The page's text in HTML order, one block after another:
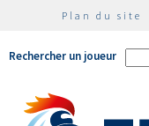
Plan du site
Rechercher un joueur